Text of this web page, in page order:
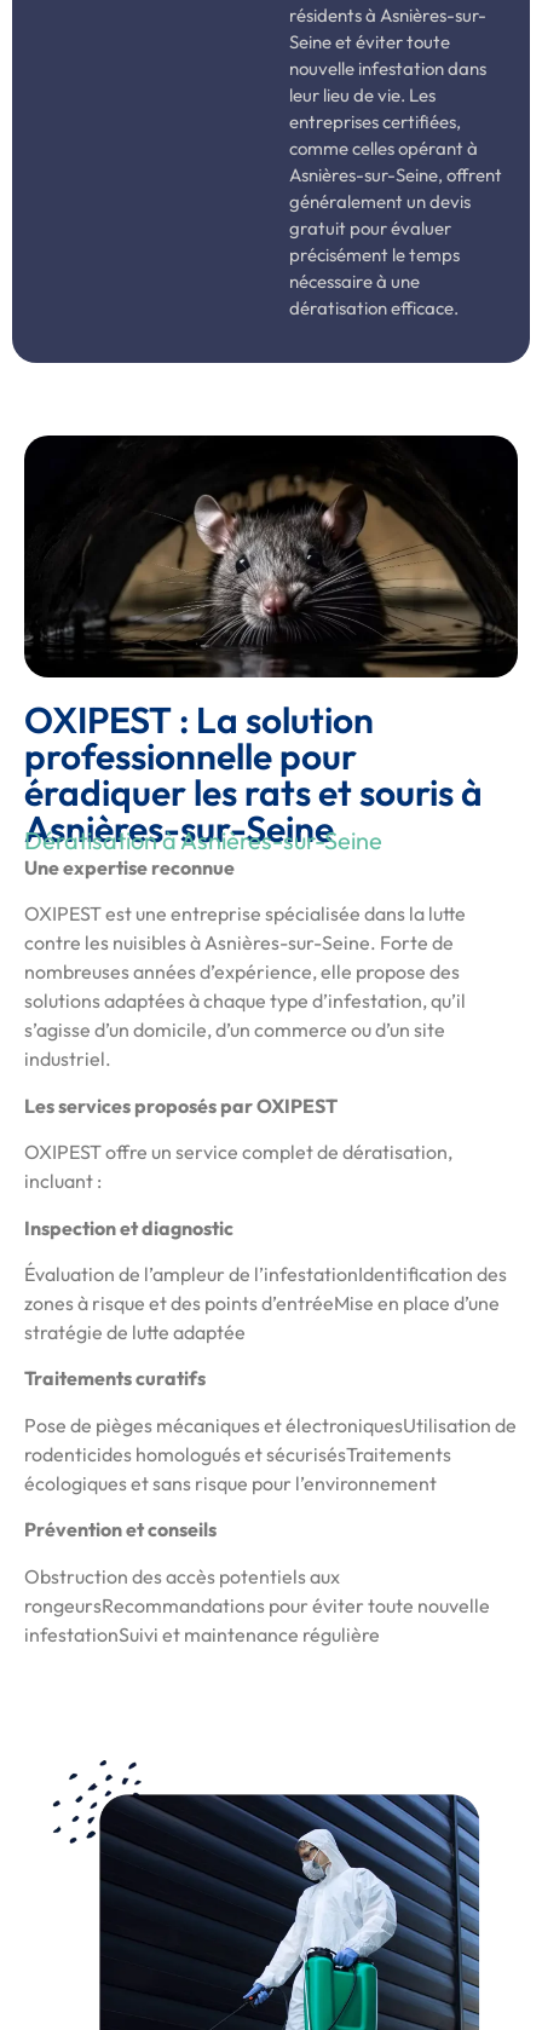
résidents à Asnières-sur-
Seine et éviter toute
nouvelle infestation dans
leur lieu de vie. Les
entreprises certifiées,
comme celles opérant à
Asnières-sur-Seine, offrent
généralement un devis
gratuit pour évaluer
précisément le temps
nécessaire à une
dératisation efficace.
OXIPEST : La solution
professionnelle pour
éradiquer les rats et souris à
Asnières-sur-Seine
Dératisation à Asnières-sur-Seine
Une expertise reconnue
OXIPEST est une entreprise spécialisée dans la lutte
contre les nuisibles à Asnières-sur-Seine. Forte de
nombreuses années d’expérience, elle propose des
solutions adaptées à chaque type d’infestation, qu’il
s’agisse d’un domicile, d’un commerce ou d’un site
industriel.
Les services proposés par OXIPEST
OXIPEST offre un service complet de dératisation,
incluant :
Inspection et diagnostic
Évaluation de l’ampleur de l’infestationIdentification des
zones à risque et des points d’entréeMise en place d’une
stratégie de lutte adaptée
Traitements curatifs
Pose de pièges mécaniques et électroniquesUtilisation de
rodenticides homologués et sécurisésTraitements
écologiques et sans risque pour l’environnement
Prévention et conseils
Obstruction des accès potentiels aux
rongeursRecommandations pour éviter toute nouvelle
infestationSuivi et maintenance régulière